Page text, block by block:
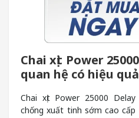
Chai xịt Power
quan hệ có hiệu
Chai xịt Power 25000
chống xuất tinh sớm cao